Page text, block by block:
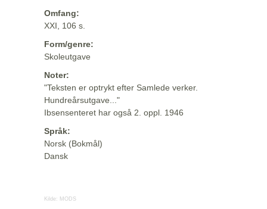
Omfang:
XXI, 106 s.
Form/genre:
Skoleutgave
Noter:
"Teksten er optrykt efter Samlede verker.
Hundreårsutgave..."
Ibsensenteret har også 2. oppl. 1946
Språk:
Norsk (Bokmål)
Dansk
Kilde: MODS